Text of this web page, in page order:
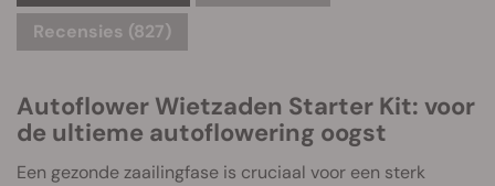
Recensies (827)
Autoflower Wietzaden Starter Kit: voor
de ultieme autoflowering oogst
Een gezonde zaailingfase is cruciaal voor een sterk